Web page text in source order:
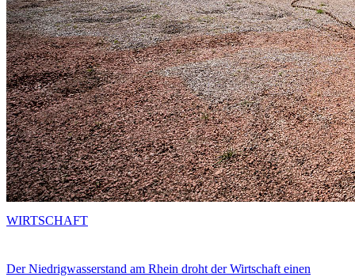
Der Niedrigwasserstand am Rhein droht der Wirtschaft einen
WIRTSCHAFT